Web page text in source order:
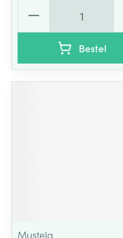
Bestel
Mustela